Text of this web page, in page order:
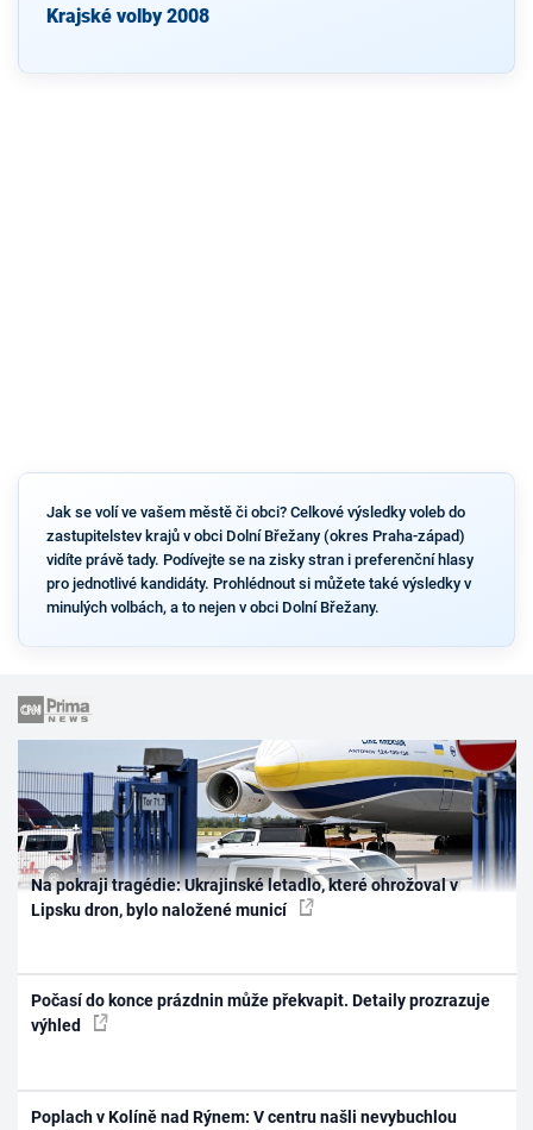
Krajské volby 2008
Jak se volí ve vašem městě či obci? Celkové výsledky voleb do
zastupitelstev krajů v obci Dolní Břežany (okres Praha-západ)
vidíte právě tady. Podívejte se na zisky stran i preferenční hlasy
pro jednotlivé kandidáty. Prohlédnout si můžete také výsledky v
minulých volbách, a to nejen v obci Dolní Břežany.
Na pokraji tragédie: Ukrajinské letadlo, které ohrožoval v
Lipsku dron, bylo naložené municí
Počasí do konce prázdnin může překvapit. Detaily prozrazuje
výhled
Poplach v Kolíně nad Rýnem: V centru našli nevybuchlou